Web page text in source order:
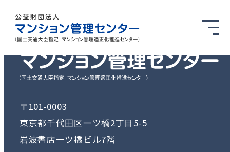
〒101-0003
東京都千代田区一ツ橋2丁目5-5
岩波書店一ツ橋ビル7階